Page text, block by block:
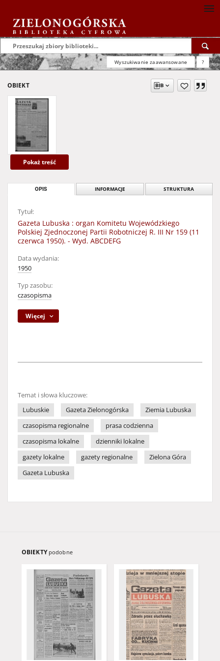
Wyszukiwanie zaawansowane ?
OBIEKT
Pokaż treść
OPIS INFORMACJE STRUKTURA
Tytuł:
Gazeta Lubuska : organ Komitetu Wojewódzkiego
Polskiej Zjednoczonej Partii Robotniczej R. III Nr 159 (11
czerwca 1950). - Wyd. ABCDEFG
Data wydania:
1950
Typ zasobu:
czasopisma
Więcej
Temat i słowa kluczowe:
Lubuskie
Gazeta Zielonogórska
Ziemia Lubuska
czasopisma regionalne
prasa codzienna
czasopisma lokalne
dzienniki lokalne
gazety lokalne
gazety regionalne
Zielona Góra
Gazeta Lubuska
OBIEKTY podobne